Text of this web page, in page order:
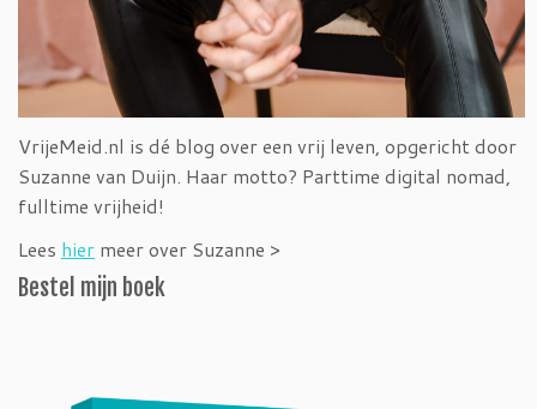
VrijeMeid.nl is dé blog over een vrij leven, opgericht door
Suzanne van Duijn. Haar motto? Parttime digital nomad,
fulltime vrijheid!
Lees hier meer over Suzanne >
Bestel mijn boek